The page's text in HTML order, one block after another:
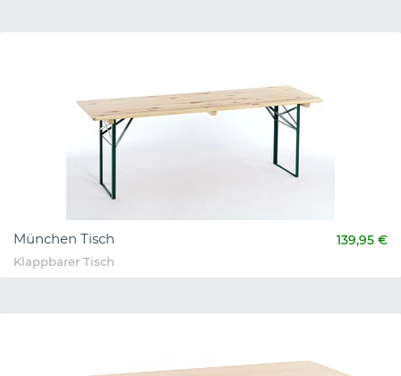
München Tisch 139,95 €
Klappbarer Tisch